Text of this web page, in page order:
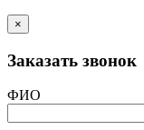
×
Заказать звонок
ФИО